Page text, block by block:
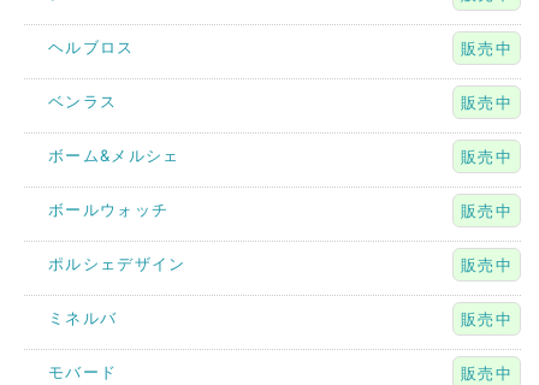
ヘルブロス 販売中
ベンラス 販売中
ボーム&メルシェ 販売中
ボールウォッチ 販売中
ポルシェデザイン 販売中
ミネルバ 販売中
モバード 販売中